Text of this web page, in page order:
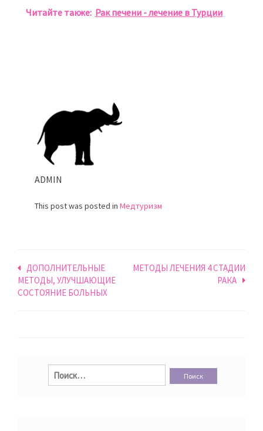
Читайте также: Рак печени - лечение в Турции
ADMIN
This post was posted in Медтуризм
Навигация
по
записям
ДОПОЛНИТЕЛЬНЫЕ
МЕТОДЫ, УЛУЧШАЮЩИЕ
СОСТОЯНИЕ БОЛЬНЫХ
МЕТОДЫ ЛЕЧЕНИЯ 4 СТАДИИ
РАКА
Найти: